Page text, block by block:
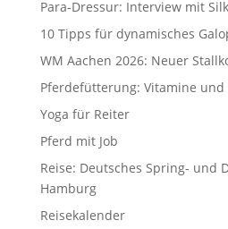
Para-Dressur: Interview mit
10 Tipps für dynamisches
WM Aachen 2026: Neuer
Pferdefütterung: Vitamine
Yoga für Reiter
Pferd mit Job
Reise: Deutsches Spring- und
Hamburg
Reisekalender